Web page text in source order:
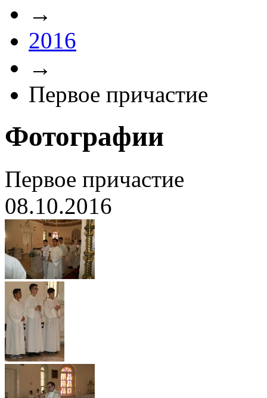
→
2016
→
Первое причастие
Фотографии
Первое причастие
08.10.2016